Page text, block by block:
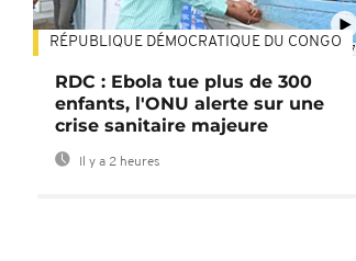
01:47
RÉPUBLIQUE DÉMOCRATIQUE DU CONGO
RDC : Ebola tue plus de 300
enfants, l'ONU alerte sur une
crise sanitaire majeure
Il y a 2 heures